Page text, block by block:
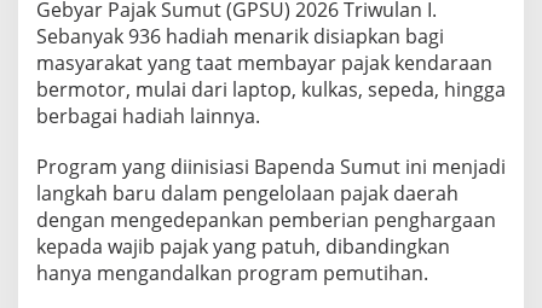
m
p
r
o
v
S
m
u
t
U
n
d
Gebyar Pajak Sumut (GPSU) 2026 Triwulan I.
Sebanyak 936 hadiah menarik disiapkan bagi
masyarakat yang taat membayar pajak kendaraan
bermotor, mulai dari laptop, kulkas, sepeda, hingga
berbagai hadiah lainnya.
Program yang diinisiasi Bapenda Sumut ini menjadi
langkah baru dalam pengelolaan pajak daerah
dengan mengedepankan pemberian penghargaan
kepada wajib pajak yang patuh, dibandingkan
hanya mengandalkan program pemutihan.